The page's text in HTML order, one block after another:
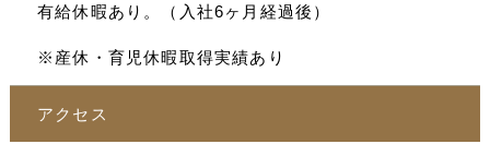
有給休暇あり。（入社6ヶ月経過後）
※産休・育児休暇取得実績あり
アクセス